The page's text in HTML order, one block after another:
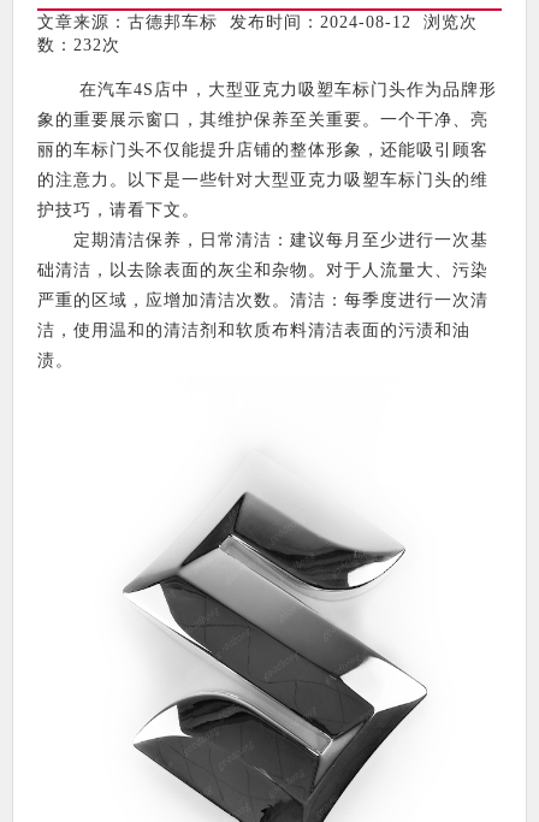
文章来源：古德邦车标 发布时间：2024-08-12 浏览次
数： 232次
在汽车4S店中，大型亚克力吸塑车标门头作为品牌形
象的重要展示窗口，其维护保养至关重要。一个干净、亮
丽的车标门头不仅能提升店铺的整体形象，还能吸引顾客
的注意力。以下是一些针对大型亚克力吸塑车标门头的维
护技巧，请看下文。
定期清洁保养，日常清洁：建议每月至少进行一次基
础清洁，以去除表面的灰尘和杂物。对于人流量大、污染
严重的区域，应增加清洁次数。清洁：每季度进行一次清
洁，使用温和的清洁剂和软质布料清洁表面的污渍和油
渍。